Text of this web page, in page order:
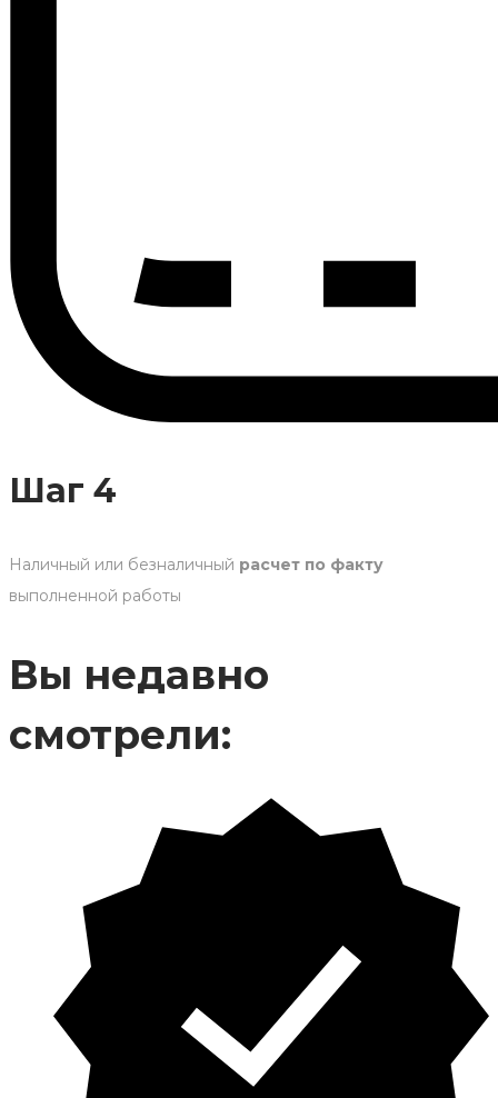
Шаг 4
Наличный или безналичный расчет по факту
выполненной работы
Вы недавно
смотрели: